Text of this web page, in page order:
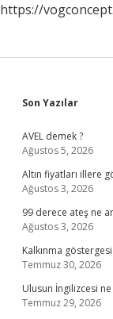
https://
Sidebar
Son Yazılar
AVEL demek ?
Ağustos 5, 2026
Altın fiyatları illere
Ağustos 3, 2026
99 derece ateş ne
Ağustos 3, 2026
Kalkınma
Temmuz 30, 2026
Ulusun İngilizcesi ne
Temmuz 29, 2026